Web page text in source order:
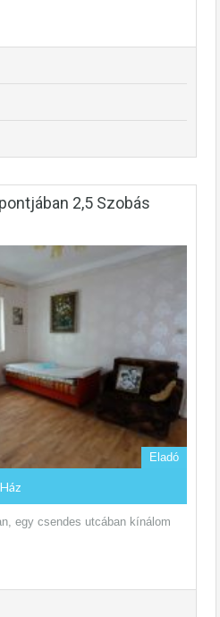
2,5 Szobás
Eladó
egy csendes utcában kínálom